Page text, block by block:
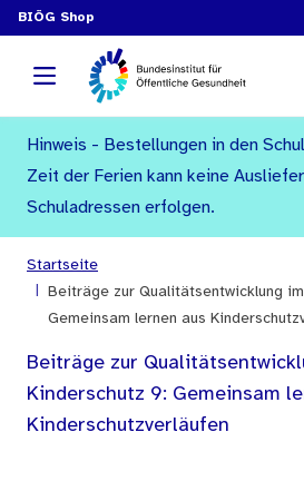
BIÖG Shop
Hinweis - Bestellungen in den
Zeit der Ferien kann keine
Schuladressen erfolgen.
Startseite
Beiträge zur Qualitätsentwicklung
Gemeinsam lernen aus
Beiträge zur
Kinderschutz 9: Gemeinsam
Kinderschutzverläufen